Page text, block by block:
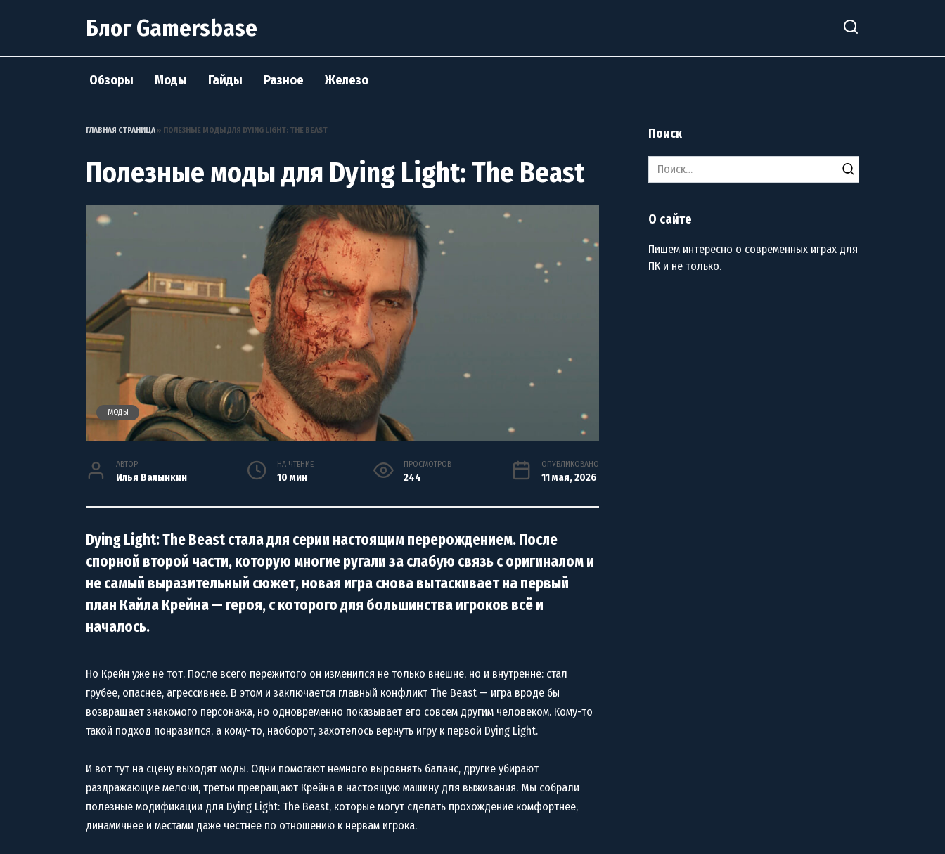
Блог Gamersbase
Обзоры Моды Гайды Разное Железо
ГЛАВНАЯ СТРАНИЦА» ПОЛЕЗНЫЕ МОДЫ ДЛЯ DYING LIGHT: THE BEAST
Полезные моды для Dying Light: The Beast
МОДЫ
АВТОР
Илья Валынкин
НА ЧТЕНИЕ
10 мин
ПРОСМОТРОВ
244
ОПУБЛИКОВАНО
11 мая, 2026
Dying Light: The Beast стала для серии настоящим перерождением. После
спорной второй части, которую многие ругали за слабую связь с оригиналом и
не самый выразительный сюжет, новая игра снова вытаскивает на первый
план Кайла Крейна — героя, с которого для большинства игроков всё и
началось.
Но Крейн уже не тот. После всего пережитого он изменился не только внешне, но и внутренне: стал
грубее, опаснее, агрессивнее. В этом и заключается главный конфликт The Beast — игра вроде бы
возвращает знакомого персонажа, но одновременно показывает его совсем другим человеком. Кому-то
такой подход понравился, а кому-то, наоборот, захотелось вернуть игру к первой Dying Light.
И вот тут на сцену выходят моды. Одни помогают немного выровнять баланс, другие убирают
раздражающие мелочи, третьи превращают Крейна в настоящую машину для выживания. Мы собрали
полезные модификации для Dying Light: The Beast, которые могут сделать прохождение комфортнее,
динамичнее и местами даже честнее по отношению к нервам игрока.
Поиск
Search
for:
О сайте
Пишем интересно о современных играх для
ПК и не только.